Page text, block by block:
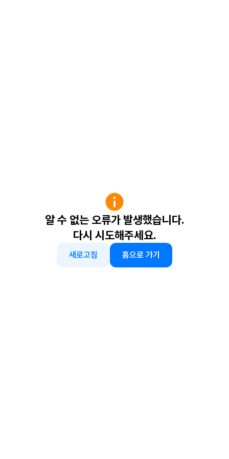
알 수 없는 오류가 발생했습니다.
다시 시도해주세요.
새로고침 홈으로 가기